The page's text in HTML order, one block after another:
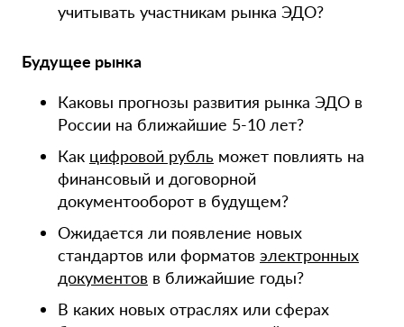
учитывать участникам рынка ЭДО?
Будущее рынка
Каковы прогнозы развития рынка ЭДО в
России на ближайшие 5-10 лет?
Как цифровой рубль может повлиять на
финансовый и договорной
документооборот в будущем?
Ожидается ли появление новых
стандартов или форматов электронных
документов в ближайшие годы?
В каких новых отраслях или сферах